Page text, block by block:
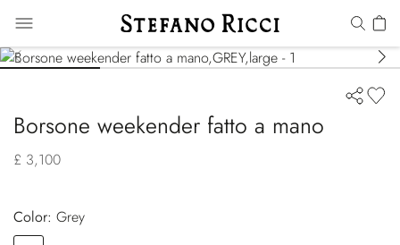
Borsone weekender fatto a mano
£ 3,100
Color:
grey